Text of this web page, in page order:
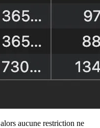
aucune restriction ne